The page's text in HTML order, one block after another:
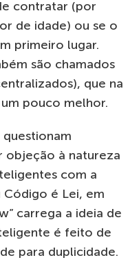
contratar (por
de idade) ou se o
primeiro lugar.
são chamados
que na
pouco melhor.
objeção à natureza
com a
Código é Lei, em
carrega a ideia de
é feito de
para duplicidade.